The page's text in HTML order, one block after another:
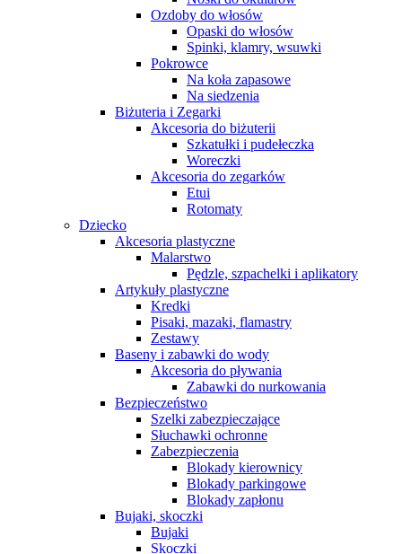
Ozdoby do włosów
Opaski do włosów
Spinki, klamry, wsuwki
Pokrowce
Na koła zapasowe
Na siedzenia
Biżuteria i Zegarki
Akcesoria do biżuterii
Szkatułki i pudełeczka
Woreczki
Akcesoria do zegarków
Etui
Rotomaty
Dziecko
Akcesoria plastyczne
Malarstwo
Pędzle, szpachelki i aplikatory
Artykuły plastyczne
Kredki
Pisaki, mazaki, flamastry
Zestawy
Baseny i zabawki do wody
Akcesoria do pływania
Zabawki do nurkowania
Bezpieczeństwo
Szelki zabezpieczające
Słuchawki ochronne
Zabezpieczenia
Blokady kierownicy
Blokady parkingowe
Blokady zapłonu
Bujaki, skoczki
Bujaki
Skoczki